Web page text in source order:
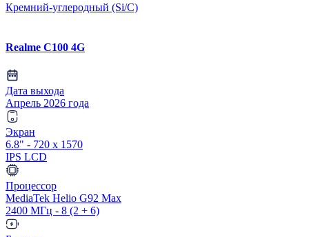
Кремний-углеродный (Si/C)
Realme C100 4G
Дата выхода
Апрель 2026 года
Экран
6.8" - 720 x 1570
IPS LCD
Процессор
MediaTek Helio G92 Max
2400 МГц - 8 (2 + 6)